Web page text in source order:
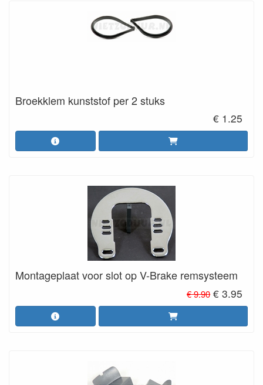
Broekklem kunststof per 2 stuks
€ 1.25
Montageplaat voor slot op V-Brake remsysteem
€ 9.90 € 3.95